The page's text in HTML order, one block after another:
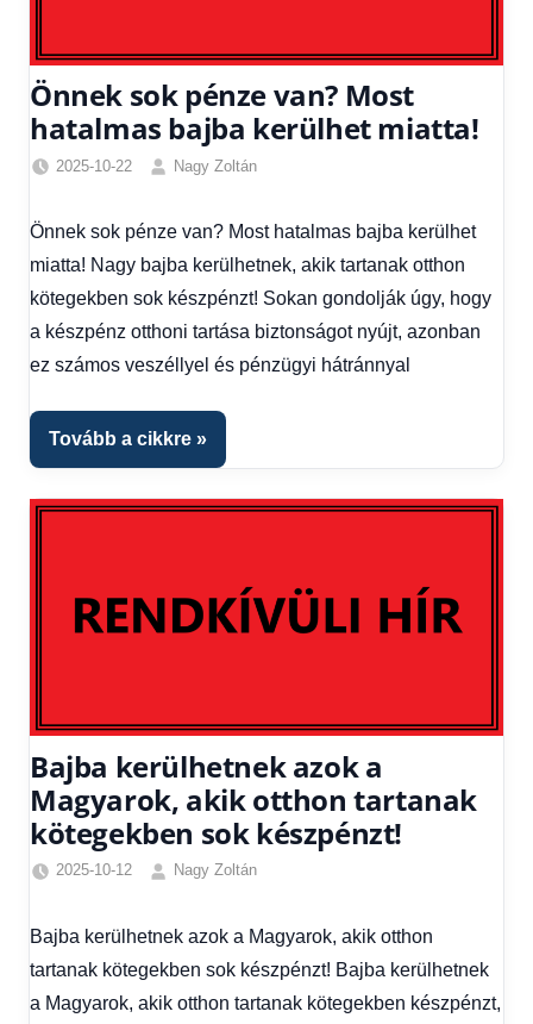
Önnek sok pénze van? Most
hatalmas bajba kerülhet miatta!
2025-10-22
Nagy Zoltán
Gazdaság,
Hírek,
Hírek
kézből
Önnek sok pénze van? Most hatalmas bajba kerülhet
miatta! Nagy bajba kerülhetnek, akik tartanak otthon
kötegekben sok készpénzt! Sokan gondolják úgy, hogy
a készpénz otthoni tartása biztonságot nyújt, azonban
ez számos veszéllyel és pénzügyi hátránnyal
Tovább a cikkre
Bajba kerülhetnek azok a
Magyarok, akik otthon tartanak
kötegekben sok készpénzt!
2025-10-12
Nagy Zoltán
hírek,
Gazdaság,
Hírek,
Bajba kerülhetnek azok a Magyarok, akik otthon
tartanak kötegekben sok készpénzt! Bajba kerülhetnek
a Magyarok, akik otthon tartanak kötegekben készpénzt,